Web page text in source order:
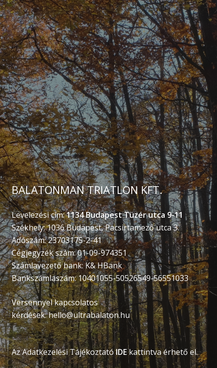
BALATONMAN TRIATLON KFT.
Levelezési cím:1134 Budapest Tüzér utca 9-11
Székhely: 1036 Budapest, Pacsirtamező utca 3.
Adószám: 23703175-2-41
Cégjegyzék szám: 01-09-974351
Számlavezető bank: K& HBank
Bankszámlaszám: 10401055-50526549-56551033
Versennyel kapcsolatos
kérdések:hello@ultrabalaton.hu
Az Adatkezelési Tájékoztató IDE kattintva érhető el.